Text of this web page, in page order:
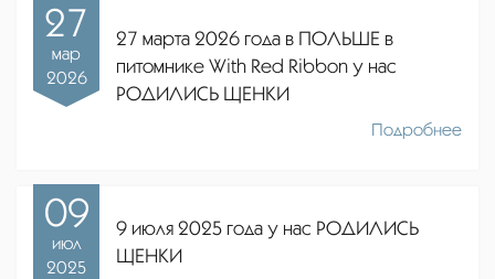
27
мар
2026
27 марта 2026 года в ПОЛЬШЕ в
питомнике With Red Ribbon у нас
РОДИЛИСЬ ЩЕНКИ
Подробнее
09
июл
2025
9 июля 2025 года у нас РОДИЛИСЬ
ЩЕНКИ